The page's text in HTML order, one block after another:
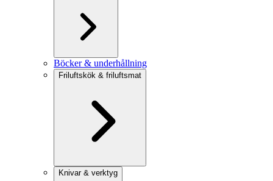
Böcker & underhållning
Friluftskök & friluftsmat
Knivar & verktyg